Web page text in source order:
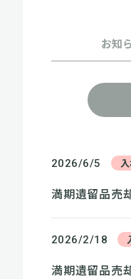
お知
2026/6/5
満期遺留品売
2026/2/18
満期遺留品売